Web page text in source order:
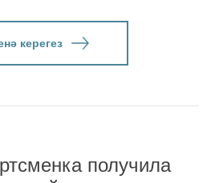
керегез
получила